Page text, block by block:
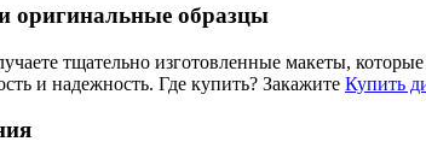
оригинальные образцы
тщательно изготовленные макеты,
и надежность. Где купить? Закажите Купить